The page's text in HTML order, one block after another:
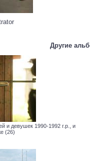
Другие
и девушек 1990-1992 г.р., и
(26)